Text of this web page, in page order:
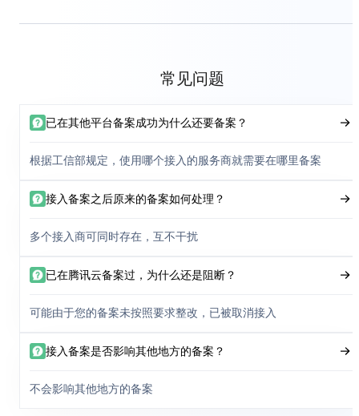
常见问题
已在其他平台备案成功为什么还要备案？
根据工信部规定，使用哪个接入的服务商就需要在哪里备案
接入备案之后原来的备案如何处理？
多个接入商可同时存在，互不干扰
已在腾讯云备案过，为什么还是阻断？
可能由于您的备案未按照要求整改，已被取消接入
接入备案是否影响其他地方的备案？
不会影响其他地方的备案